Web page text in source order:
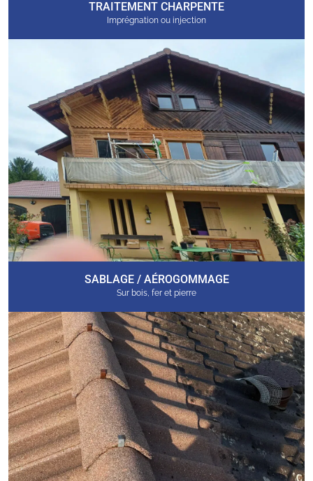
TRAITEMENT CHARPENTE
Imprégnation ou injection
SABLAGE / AÉROGOMMAGE
Sur bois, fer et pierre